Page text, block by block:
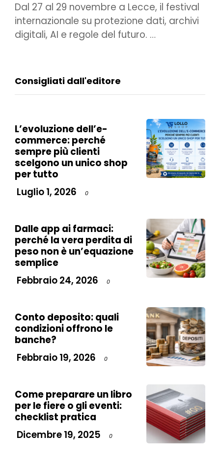
Dal 27 al 29 novembre a Lecce, il festival
internazionale su protezione dati, archivi
digitali, AI e regole del futuro. …
Consigliati dall'editore
L’evoluzione dell’e-
commerce: perché
sempre più clienti
scelgono un unico shop
per tutto
Luglio 1, 2026
0
Dalle app ai farmaci:
perché la vera perdita di
peso non è un’equazione
semplice
Febbraio 24, 2026
0
Conto deposito: quali
condizioni offrono le
banche?
Febbraio 19, 2026
0
Come preparare un libro
per le fiere o gli eventi:
checklist pratica
Dicembre 19, 2025
0